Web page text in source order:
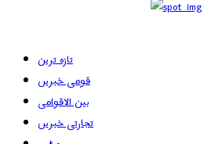
تازہ ترین
قومی خبریں
بین الاقوامی
تجارتی خبریں